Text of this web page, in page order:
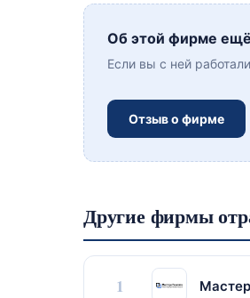
Об этой фирме ещё
Если вы с ней
Отзыв о фирме
Другие фирмы
1